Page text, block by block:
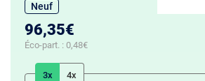
Neuf
96,35€
Éco-part. : 0,48€
3x 4x